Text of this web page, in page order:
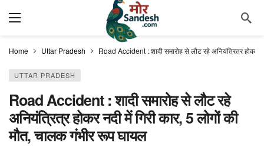
Home Uttar Pradesh Road Accident : शादी समारोह से लौट रहे अनियंत्रित्र होकर
UTTAR PRADESH
Road Accident : शादी समारोह से लौट रहे
अनियंत्रित्र होकर नदी में गिरी कार, 5 लोगों की
मौत, चालक गंभीर रूप घायल